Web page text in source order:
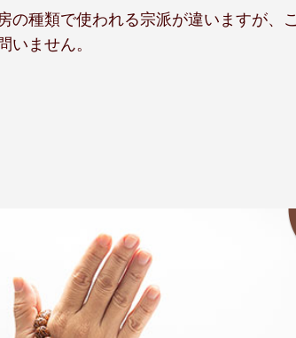
の種類で使われる宗派が違いますが、こ
いません。